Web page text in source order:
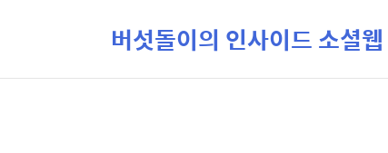
버섯돌이의 인사이드 소셜웹